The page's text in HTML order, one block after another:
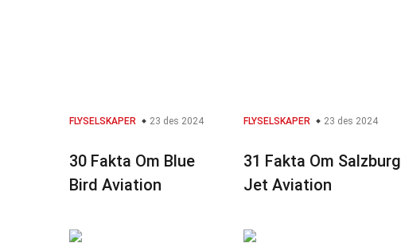
FLYSELSKAPER 23 des 2024
30 Fakta Om Blue
Bird Aviation
FLYSELSKAPER 23 des 2024
31 Fakta Om Salzburg
Jet Aviation